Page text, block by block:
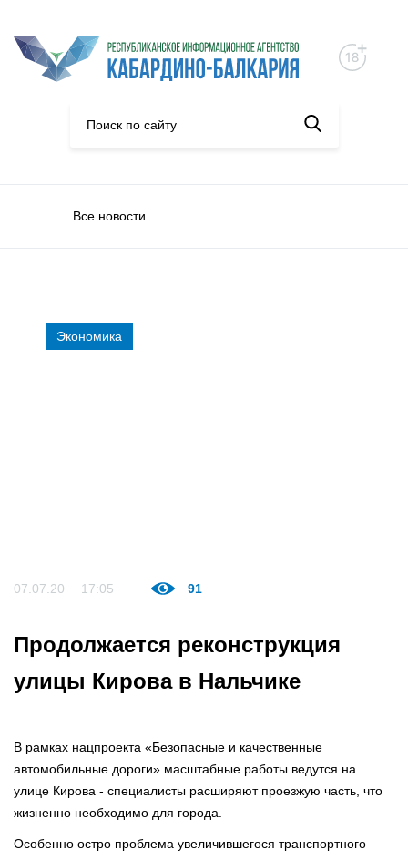
Все новости
Экономика
07.07.20 17:05 91
Продолжается реконструкция
улицы Кирова в Нальчике
В рамках нацпроекта «Безопасные и качественные
автомобильные дороги» масштабные работы ведутся на
улице Кирова - специалисты расширяют проезжую часть, что
жизненно необходимо для города.
Особенно остро проблема увеличившегося транспортного